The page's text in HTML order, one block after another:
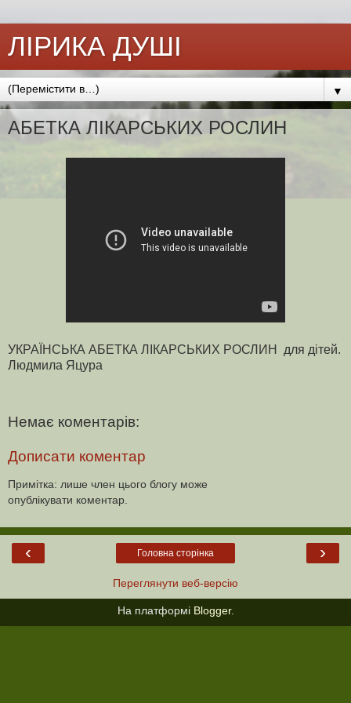
ЛІРИКА ДУШІ
▼
АБЕТКА ЛІКАРСЬКИХ РОСЛИН
УКРАЇНСЬКА АБЕТКА ЛІКАРСЬКИХ РОСЛИН для дітей.
Людмила Яцура
Немає коментарів:
Дописати коментар
Примітка: лише член цього блогу може
опублікувати коментар.
‹ ›
Головна сторінка
Переглянути веб-версію
На платформі Blogger.